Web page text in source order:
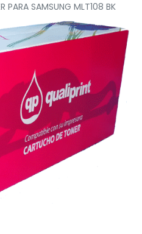
PARA SAMSUNG MLT108 BK